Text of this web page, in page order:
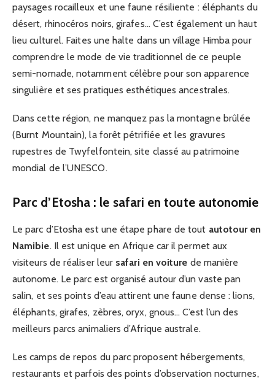
paysages rocailleux et une faune résiliente : éléphants du
désert, rhinocéros noirs, girafes… C’est également un haut
lieu culturel. Faites une halte dans un village Himba pour
comprendre le mode de vie traditionnel de ce peuple
semi-nomade, notamment célèbre pour son apparence
singulière et ses pratiques esthétiques ancestrales.
Dans cette région, ne manquez pas la montagne brûlée
(Burnt Mountain), la forêt pétrifiée et les gravures
rupestres de Twyfelfontein, site classé au patrimoine
mondial de l’UNESCO.
Parc d’Etosha : le safari en toute autonomie
Le parc d’Etosha est une étape phare de tout autotour en
Namibie. Il est unique en Afrique car il permet aux
visiteurs de réaliser leur safari en voiture de manière
autonome. Le parc est organisé autour d’un vaste pan
salin, et ses points d’eau attirent une faune dense : lions,
éléphants, girafes, zèbres, oryx, gnous… C’est l’un des
meilleurs parcs animaliers d’Afrique australe.
Les camps de repos du parc proposent hébergements,
restaurants et parfois des points d’observation nocturnes,